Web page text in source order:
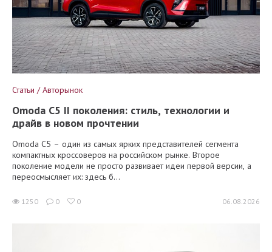
Статьи / Авторынок
Omoda C5 II поколения: стиль, технологии и
драйв в новом прочтении
Omoda C5 – один из самых ярких представителей сегмента
компактных кроссоверов на российском рынке. Второе
поколение модели не просто развивает идеи первой версии, а
переосмысляет их: здесь б...
1250 0 0 06.08.2026